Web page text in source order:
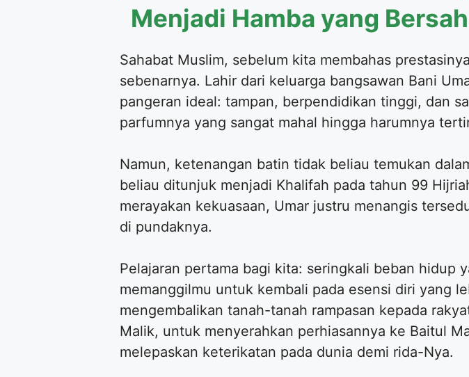
Menjadi Hamba yang
Sahabat Muslim, sebelum kita membahas
sebenarnya. Lahir dari keluarga bangsawan Bani
pangeran ideal: tampan, berpendidikan tinggi, dan
parfumnya yang sangat mahal hingga harumnya
Namun, ketenangan batin tidak beliau temukan
beliau ditunjuk menjadi Khalifah pada tahun 99
merayakan kekuasaan, Umar justru menangis
di pundaknya.
Pelajaran pertama bagi kita: seringkali beban hidup
memanggilmu untuk kembali pada esensi diri yang
mengembalikan tanah-tanah rampasan kepada
Malik, untuk menyerahkan perhiasannya ke Baitul
melepaskan keterikatan pada dunia demi rida-Nya.